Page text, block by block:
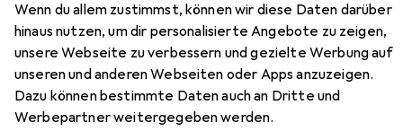
Wenn du allem zustimmst, können wir diese Daten darüber
hinaus nutzen, um dir personalisierte Angebote zu zeigen,
unsere Webseite zu verbessern und gezielte Werbung auf
unseren und anderen Webseiten oder Apps anzuzeigen.
Dazu können bestimmte Daten auch an Dritte und
Werbepartner weitergegeben werden.
Zubehör für Doc Johnson Mr
Marcus
Hier findest du passendes Zubehör zum Produkt Doc
Johnson Mr Marcus aus den Kategorien Toy Cleaner und